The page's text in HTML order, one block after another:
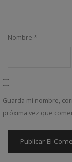
Nombre *
Guarda mi nombre,
próxima vez que